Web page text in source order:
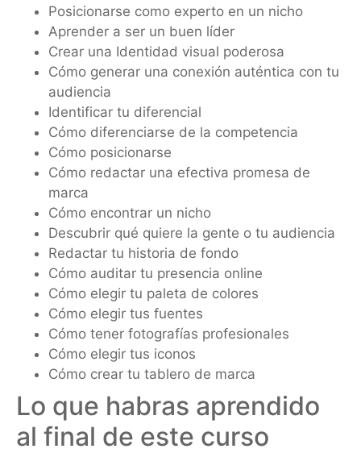
Posicionarse como experto en un nicho
Aprender a ser un buen líder
Crear una Identidad visual poderosa
Cómo generar una conexión auténtica con tu
audiencia
Identificar tu diferencial
Cómo diferenciarse de la competencia
Cómo posicionarse
Cómo redactar una efectiva promesa de
marca
Cómo encontrar un nicho
Descubrir qué quiere la gente o tu audiencia
Redactar tu historia de fondo
Cómo auditar tu presencia online
Cómo elegir tu paleta de colores
Cómo elegir tus fuentes
Cómo tener fotografías profesionales
Cómo elegir tus iconos
Cómo crear tu tablero de marca
Lo que habras aprendido
al final de este curso